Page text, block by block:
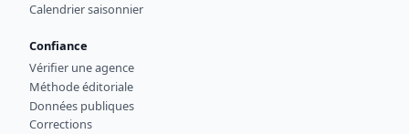
Calendrier saisonnier
Confiance
Vérifier une agence
Méthode éditoriale
Données publiques
Corrections